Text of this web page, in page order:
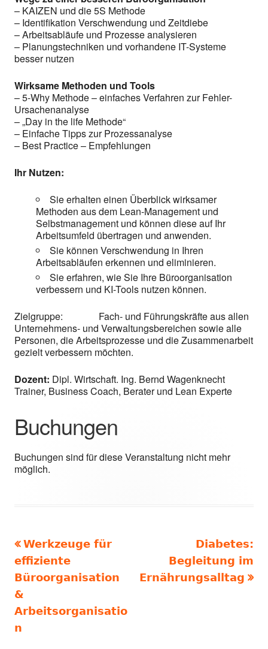
– KAIZEN und die 5S Methode
– Identifikation Verschwendung und Zeitdiebe
– Arbeitsabläufe und Prozesse analysieren
– Planungstechniken und vorhandene IT-Systeme
besser nutzen
Wirksame Methoden und Tools
– 5-Why Methode – einfaches Verfahren zur Fehler-
Ursachenanalyse
– „Day in the life Methode“
– Einfache Tipps zur Prozessanalyse
– Best Practice – Empfehlungen
Ihr Nutzen:
Sie erhalten einen Überblick wirksamer
Methoden aus dem Lean-Management und
Selbstmanagement und können diese auf Ihr
Arbeitsumfeld übertragen und anwenden.
Sie können Verschwendung in Ihren
Arbeitsabläufen erkennen und eliminieren.
Sie erfahren, wie Sie Ihre Büroorganisation
verbessern und KI-Tools nutzen können.
Zielgruppe: Fach- und Führungskräfte aus allen
Unternehmens- und Verwaltungsbereichen sowie alle
Personen, die Arbeitsprozesse und die Zusammenarbeit
gezielt verbessern möchten.
Dozent: Dipl. Wirtschaft. Ing. Bernd Wagenknecht
Trainer, Business Coach, Berater und Lean Experte
Buchungen
Buchungen sind für diese Veranstaltung nicht mehr
möglich.
Beitragsnavigation
Vorheriger
Beitrag:
Werkzeuge für
effiziente
Büroorganisation
&
Arbeitsorganisatio
n
Nächster
Beitrag
Diabetes:
Begleitung im
Ernährungsalltag